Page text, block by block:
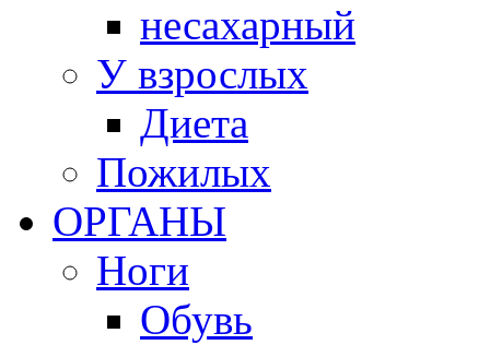
несахарный
У взрослых
Диета
Пожилых
ОРГАНЫ
Ноги
Обувь